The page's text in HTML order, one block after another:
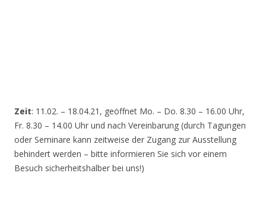
Zeit: 11.02. – 18.04.21, geöffnet Mo. – Do. 8.30 – 16.00 Uhr,
Fr. 8.30 – 14.00 Uhr und nach Vereinbarung (durch Tagungen
oder Seminare kann zeitweise der Zugang zur Ausstellung
behindert werden – bitte informieren Sie sich vor einem
Besuch sicherheitshalber bei uns!)